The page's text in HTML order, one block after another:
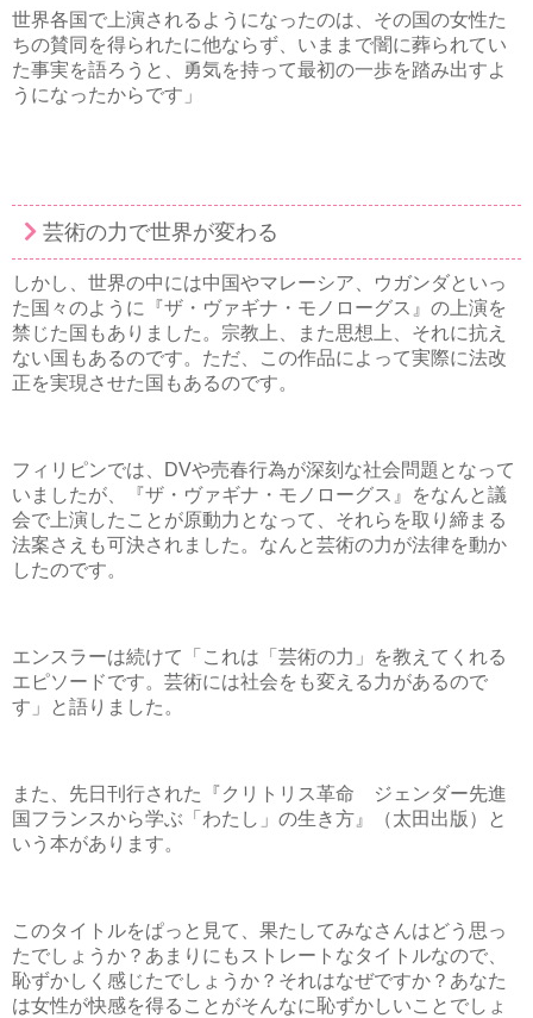
世界各国で上演されるようになったのは、その国の女性た
ちの賛同を得られたに他ならず、いままで闇に葬られてい
た事実を語ろうと、勇気を持って最初の一歩を踏み出すよ
うになったからです」
芸術の力で世界が変わる
しかし、世界の中には中国やマレーシア、ウガンダといっ
た国々のように『ザ・ヴァギナ・モノローグス』の上演を
禁じた国もありました。宗教上、また思想上、それに抗え
ない国もあるのです。ただ、この作品によって実際に法改
正を実現させた国もあるのです。
フィリピンでは、DVや売春行為が深刻な社会問題となって
いましたが、『ザ・ヴァギナ・モノローグス』をなんと議
会で上演したことが原動力となって、それらを取り締まる
法案さえも可決されました。なんと芸術の力が法律を動か
したのです。
エンスラーは続けて「これは「芸術の力」を教えてくれる
エピソードです。芸術には社会をも変える力があるので
す」と語りました。
また、先日刊行された『クリトリス革命 ジェンダー先進
国フランスから学ぶ「わたし」の生き方』（太田出版）と
いう本があります。
このタイトルをぱっと見て、果たしてみなさんはどう思っ
たでしょうか？あまりにもストレートなタイトルなので、
恥ずかしく感じたでしょうか？それはなぜですか？あなた
は女性が快感を得ることがそんなに恥ずかしいことでしょ